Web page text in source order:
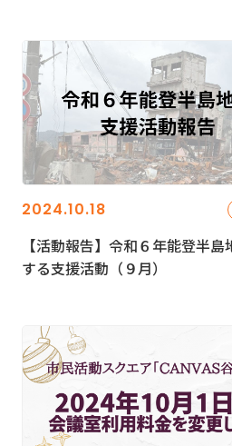
2024.10.18
【活動報告】令和６年能登半島
する支援活動（９月）